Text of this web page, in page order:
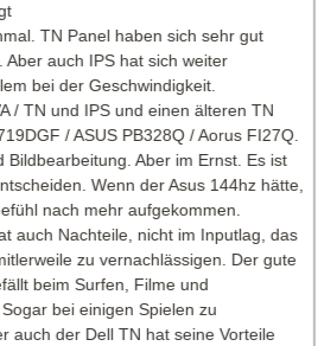
TN Panel haben sich sehr gut
Aber auch IPS hat sich weiter
bei der Geschwindigkeit.
/ TN und IPS und einen älteren TN
/ ASUS PB328Q / Aorus FI27Q.
Bildbearbeitung. Aber im Ernst. Es ist
Wenn der Asus 144hz hätte,
nach mehr aufgekommen.
auch Nachteile, nicht im Inputlag, das
zu vernachlässigen. Der gute
beim Surfen, Filme und
bei einigen Spielen zu
auch der Dell TN hat seine Vorteile